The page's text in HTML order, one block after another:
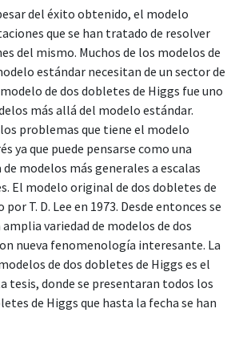
del éxito obtenido, el modelo
que se han tratado de resolver
del mismo. Muchos de los modelos de
estándar necesitan de un sector de
de dos dobletes de Higgs fue uno
más allá del modelo estándar.
problemas que tiene el modelo
ya que puede pensarse como una
modelos más generales a escalas
El modelo original de dos dobletes de
T. D. Lee en 1973. Desde entonces se
variedad de modelos de dos
nueva fenomenología interesante. La
de dos dobletes de Higgs es el
tesis, donde se presentaran todos los
de Higgs que hasta la fecha se han